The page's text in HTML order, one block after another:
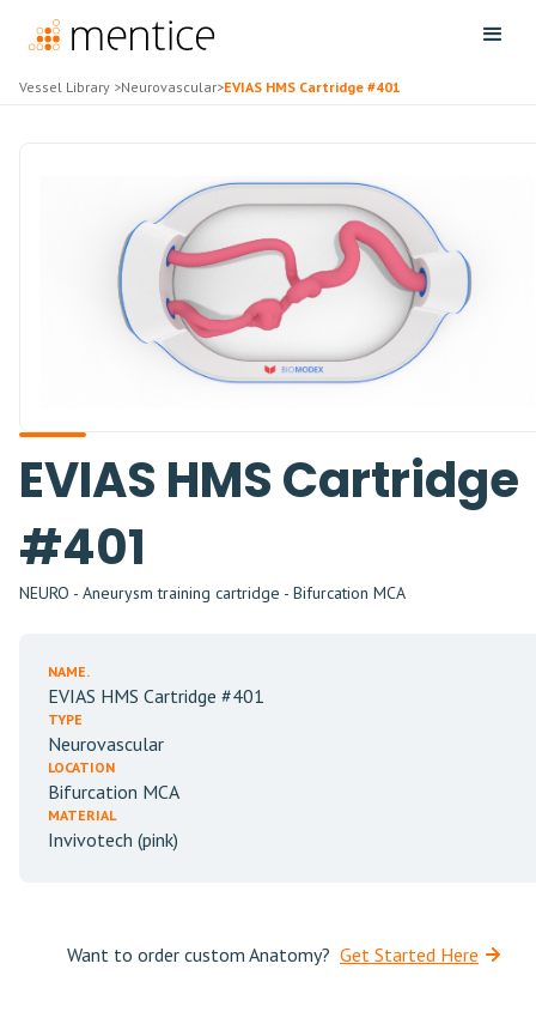
Vessel Library >Neurovascular>EVIAS HMS Cartridge #401
EVIAS HMS Cartridge
#401
NEURO - Aneurysm training cartridge - Bifurcation MCA
NAME.
EVIAS HMS Cartridge #401
TYPE
Neurovascular
LOCATION
Bifurcation MCA
MATERIAL
Invivotech (pink)
Want to order custom Anatomy? Get Started Here